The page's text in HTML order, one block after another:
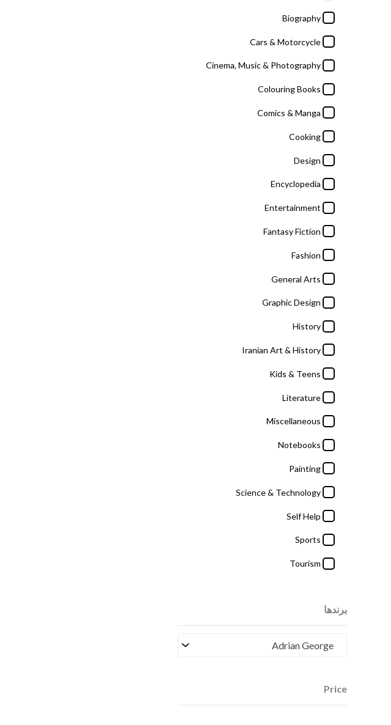
Biography
Cars & Motorcycle
Cinema, Music & Photography
Colouring Books
Comics & Manga
Cooking
Design
Encyclopedia
Entertainment
Fantasy Fiction
Fashion
General Arts
Graphic Design
History
Iranian Art & History
Kids & Teens
Literature
Miscellaneous
Notebooks
Painting
Science & Technology
Self Help
Sports
Tourism
برندها
Adrian George
Price
Fantasy Fiction
General Arts
Graphic Design
Iranian Art & History
Kids & Teens
Literature
Miscellaneous
Notebooks
Painting
Science & Technology
Self Help
Tourism
Adrian George